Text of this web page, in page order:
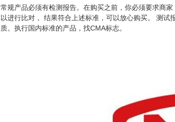
常规产品必须有检测报告。在购买之前，你必须要求商
以进行比对， 结果符合上述标准，可以放心购买。 测
质。执行国内标准的产品，找CMA标志。